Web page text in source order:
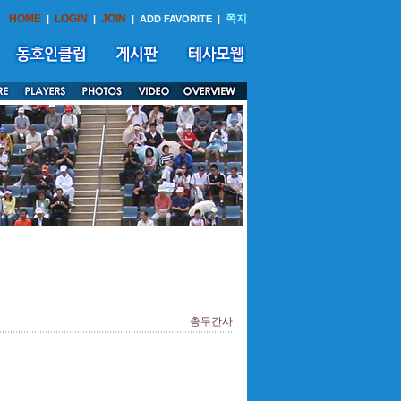
HOME | LOGIN | JOIN | ADD FAVORITE | 쪽지
총무간사